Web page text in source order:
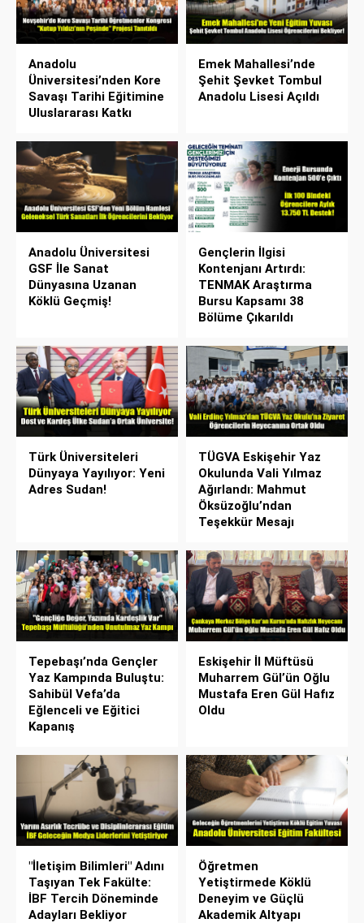
Anadolu
Üniversitesi’nden Kore
Savaşı Tarihi Eğitimine
Uluslararası Katkı
Emek Mahallesi’nde
Şehit Şevket Tombul
Anadolu Lisesi Açıldı
Anadolu Üniversitesi
GSF İle Sanat
Dünyasına Uzanan
Köklü Geçmiş!
Gençlerin İlgisi
Kontenjanı Artırdı:
TENMAK Araştırma
Bursu Kapsamı 38
Bölüme Çıkarıldı
Türk Üniversiteleri
Dünyaya Yayılıyor: Yeni
Adres Sudan!
TÜGVA Eskişehir Yaz
Okulunda Vali Yılmaz
Ağırlandı: Mahmut
Öksüzoğlu’ndan
Teşekkür Mesajı
Tepebaşı’nda Gençler
Yaz Kampında Buluştu:
Sahibül Vefa’da
Eğlenceli ve Eğitici
Kapanış
Eskişehir İl Müftüsü
Muharrem Gül’ün Oğlu
Mustafa Eren Gül Hafız
Oldu
"İletişim Bilimleri" Adını
Taşıyan Tek Fakülte:
İBF Tercih Döneminde
Adayları Bekliyor
Öğretmen
Yetiştirmede Köklü
Deneyim ve Güçlü
Akademik Altyapı